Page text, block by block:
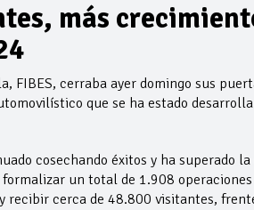
más
FIBES, cerraba ayer domingo sus
que se ha estado
cosechando éxitos y ha superado
un total de 1.908
recibir cerca de 48.800 visitantes,